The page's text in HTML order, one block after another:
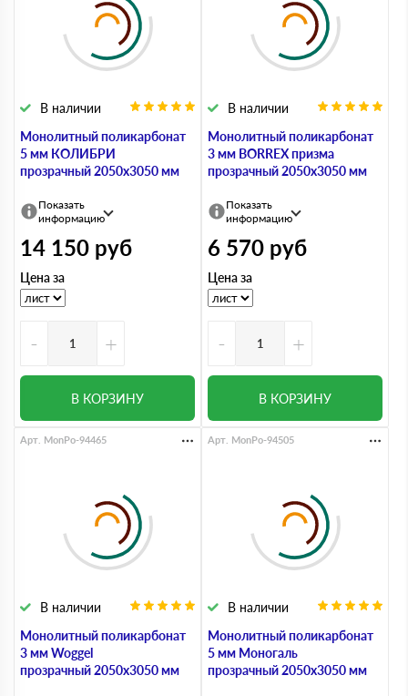
Монолитный поликарбонат
5 мм КОЛИБРИ
прозрачный 2050х3050 мм
В наличии
Показать
информацию
14 150 руб
Цена за
- +
В КОРЗИНУ
Монолитный поликарбонат
3 мм BORREX призма
прозрачный 2050х3050 мм
В наличии
Показать
информацию
6 570 руб
Цена за
- +
В КОРЗИНУ
Монолитный поликарбонат
3 мм Woggel
прозрачный 2050х3050 мм
В наличии
Арт. MonPo-94465
Монолитный поликарбонат
5 мм Моногаль
прозрачный 2050х3050 мм
В наличии
Арт. MonPo-94505